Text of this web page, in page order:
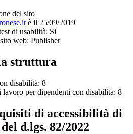
del sito
è il 25/09/2019
di usabilità: Si
web: Publisher
struttura
disabilità: 8
per dipendenti con disabilità: 8
di accessibilità di
d.lgs. 82/2022